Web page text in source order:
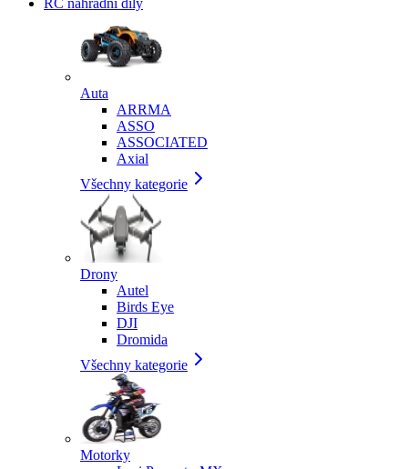
RC náhradní díly
Auta
ARRMA
ASSO
ASSOCIATED
Axial
Všechny kategorie
Drony
Autel
Birds Eye
DJI
Dromida
Všechny kategorie
Motorky